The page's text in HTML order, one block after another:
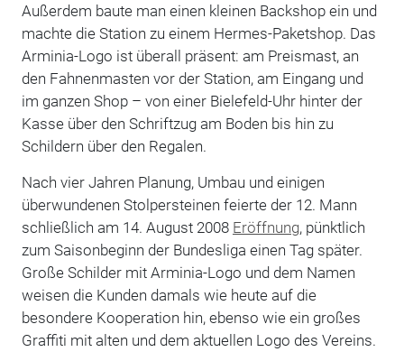
Außerdem baute man einen kleinen Backshop ein und
machte die Station zu einem Hermes-Paketshop. Das
Arminia-Logo ist überall präsent: am Preismast, an
den Fahnenmasten vor der Station, am Eingang und
im ganzen Shop – von einer Bielefeld-Uhr hinter der
Kasse über den Schriftzug am Boden bis hin zu
Schildern über den Regalen.
Nach vier Jahren Planung, Umbau und einigen
überwundenen Stolpersteinen ­feierte der 12. Mann
schließlich am 14. August 2008 Eröffnung, pünktlich
zum ­Saisonbeginn der Bundesliga einen Tag später.
Große Schilder mit Arminia-Logo und dem Namen
weisen die Kunden damals wie heute auf die
besondere Kooperation hin, ebenso wie ein großes
Graffiti mit alten und dem aktuellen Logo des Vereins.